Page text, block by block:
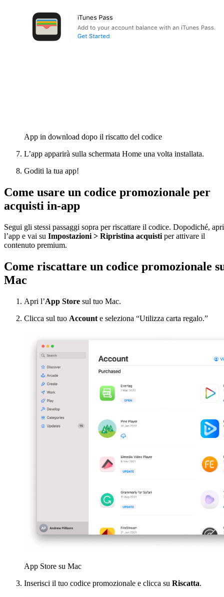
App in download dopo il riscatto del codice
L’app apparirà sulla schermata Home una volta installata.
Goditi la tua app!
Come usare un codice promozionale per
acquisti in-app
Segui gli stessi passaggi sopra per riscattare il codice. Dopodiché, apri
l’app e vai su Impostazioni > Ripristina acquisti per attivare il
contenuto premium.
Come riscattare un codice promozionale
Mac
Apri l’App Store sul tuo Mac.
Clicca sul tuo Account e seleziona “Utilizza carta regalo.”
App Store su Mac
Inserisci il tuo codice promozionale e clicca su Riscatta.